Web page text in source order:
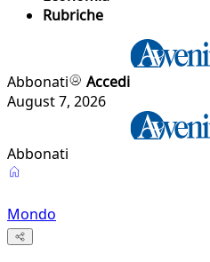
Rubriche
Abbonati
Accedi
August 7, 2026
Abbonati
Mondo